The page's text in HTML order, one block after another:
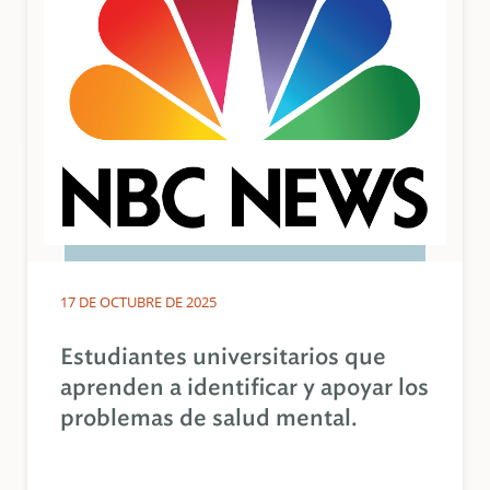
17 DE OCTUBRE DE 2025
Estudiantes universitarios que
aprenden a identificar y apoyar los
problemas de salud mental.